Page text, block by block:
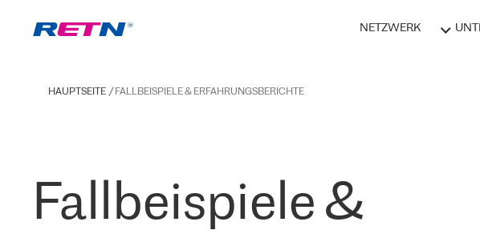
NETZWERK
HAUPTSEITE FALLBEISPIELE & ERFAHRUNGSBERICHTE
Fallbeispiele &